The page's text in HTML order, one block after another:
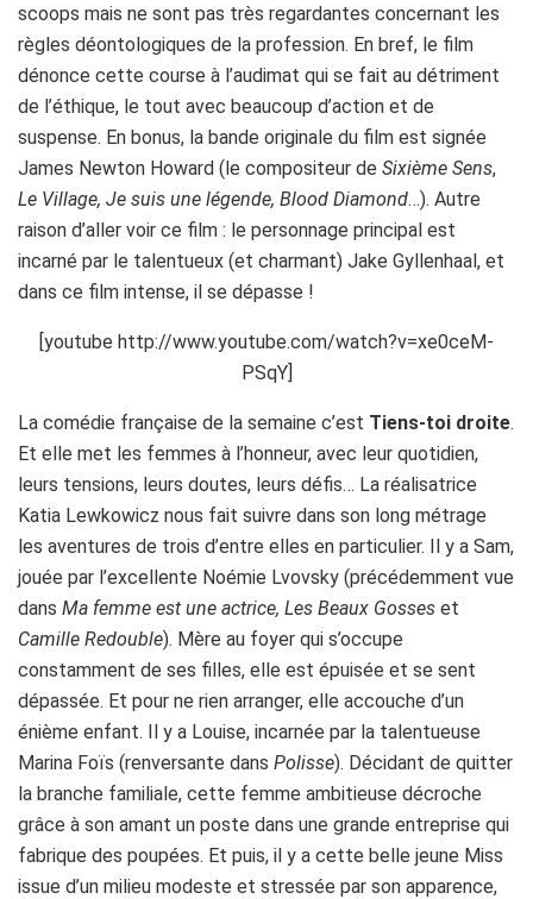
scoops mais ne sont pas très regardantes concernant les
règles déontologiques de la profession. En bref, le film
dénonce cette course à l’audimat qui se fait au détriment
de l’éthique, le tout avec beaucoup d’action et de
suspense. En bonus, la bande originale du film est signée
James Newton Howard (le compositeur de Sixième Sens,
Le Village, Je suis une légende, Blood Diamond…). Autre
raison d’aller voir ce film : le personnage principal est
incarné par le talentueux (et charmant) Jake Gyllenhaal, et
dans ce film intense, il se dépasse !
[youtube http://www.youtube.com/watch?v=xe0ceM-
PSqY]
La comédie française de la semaine c’est Tiens-toi droite.
Et elle met les femmes à l’honneur, avec leur quotidien,
leurs tensions, leurs doutes, leurs défis… La réalisatrice
Katia Lewkowicz nous fait suivre dans son long métrage
les aventures de trois d’entre elles en particulier. Il y a Sam,
jouée par l’excellente Noémie Lvovsky (précédemment vue
dans Ma femme est une actrice, Les Beaux Gosses et
Camille Redouble). Mère au foyer qui s’occupe
constamment de ses filles, elle est épuisée et se sent
dépassée. Et pour ne rien arranger, elle accouche d’un
énième enfant. Il y a Louise, incarnée par la talentueuse
Marina Foïs (renversante dans Polisse). Décidant de quitter
la branche familiale, cette femme ambitieuse décroche
grâce à son amant un poste dans une grande entreprise qui
fabrique des poupées. Et puis, il y a cette belle jeune Miss
issue d’un milieu modeste et stressée par son apparence,